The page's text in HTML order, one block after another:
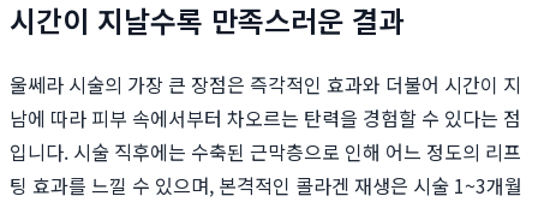
시간이 지날수록 만족스러운 결과
울쎄라 시술의 가장 큰 장점은 즉각적인 효과와 더불어 시간이 지
남에 따라 피부 속에서부터 차오르는 탄력을 경험할 수 있다는 점
입니다. 시술 직후에는 수축된 근막층으로 인해 어느 정도의 리프
팅 효과를 느낄 수 있으며, 본격적인 콜라겐 재생은 시술 1~3개월